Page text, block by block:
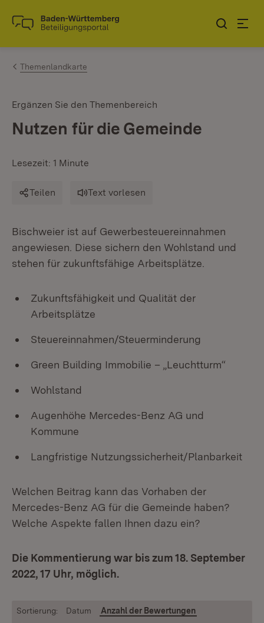
Zum Inhalt springen
Link zur Startseite
Themenlandkarte
Ergänzen Sie den Themenbereich
Nutzen für die Gemeinde
Lesezeit: 1 Minute
Teilen Text vorlesen
Bischweier ist auf Gewerbesteuereinnahmen
angewiesen. Diese sichern den Wohlstand und
stehen für zukunftsfähige Arbeitsplätze.
Zukunftsfähigkeit und Qualität der
Arbeitsplätze
Steuereinnahmen/Steuerminderung
Green Building Immobilie – „Leuchtturm“
Wohlstand
Augenhöhe Mercedes-Benz AG und
Kommune
Langfristige Nutzungssicherheit/Planbarkeit
Welchen Beitrag kann das Vorhaben der
Mercedes-Benz AG für die Gemeinde haben?
Welche Aspekte fallen Ihnen dazu ein?
Die Kommentierung war bis zum 18. September
2022, 17 Uhr, möglich.
Sortierung: Datum Anzahl der Bewertungen